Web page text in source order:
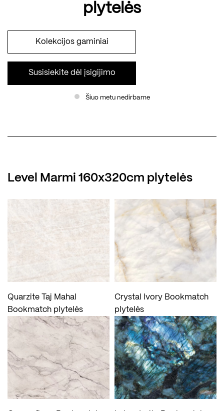
plytelės
Kolekcijos gaminiai
Susisiekite dėl įsigijimo
Šiuo metu nedirbame
Level Marmi 160x320cm plytelės
Quarzite Taj Mahal
Bookmatch plytelės
Crystal Ivory Bookmatch
plytelės